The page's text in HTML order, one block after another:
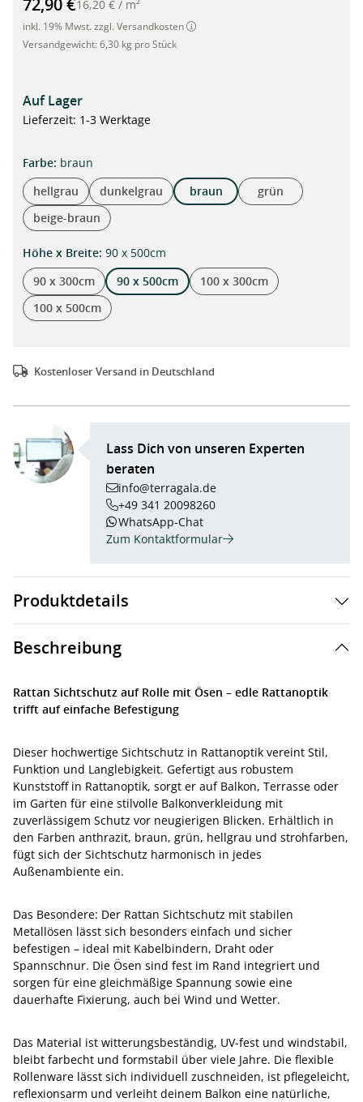
72,90 €16,20 € / m²
inkl. 19% Mwst. zzgl. Versandkosten
Versandgewicht: 6,30 kg pro Stück
Auf Lager
Lieferzeit: 1-3 Werktage
Farbeauswählen
: braun
hellgrau
dunkelgrau braun
grün
beige-braun
Höhe x Breiteauswählen
: 90 x 500cm
90 x 300cm
90 x 500cm
100 x 300cm
100 x 500cm
Kostenloser Versand in Deutschland
Lass Dich von unseren Experten
beraten
info@terragala.de
+49 341 20098260
WhatsApp-Chat
Zum Kontaktformular
Produktdetails
Beschreibung
Rattan Sichtschutz auf Rolle mit Ösen – edle Rattanoptik
trifft auf einfache Befestigung
Dieser hochwertige Sichtschutz in Rattanoptik vereint Stil,
Funktion und Langlebigkeit. Gefertigt aus robustem
Kunststoff in Rattanoptik, sorgt er auf Balkon, Terrasse oder
im Garten für eine stilvolle Balkonverkleidung mit
zuverlässigem Schutz vor neugierigen Blicken. Erhältlich in
den Farben anthrazit, braun, grün, hellgrau und strohfarben,
fügt sich der Sichtschutz harmonisch in jedes
Außenambiente ein.
Das Besondere: Der Rattan Sichtschutz mit stabilen
Metallösen lässt sich besonders einfach und sicher
befestigen – ideal mit Kabelbindern, Draht oder
Spannschnur. Die Ösen sind fest im Rand integriert und
sorgen für eine gleichmäßige Spannung sowie eine
dauerhafte Fixierung, auch bei Wind und Wetter.
Das Material ist witterungsbeständig, UV-fest und windstabil,
bleibt farbecht und formstabil über viele Jahre. Die flexible
Rollenware lässt sich individuell zuschneiden, ist pflegeleicht,
reflexionsarm und verleiht deinem Balkon eine natürliche,